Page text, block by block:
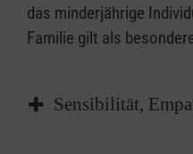
das minderjährige
Familie gilt als
Sensibilität,